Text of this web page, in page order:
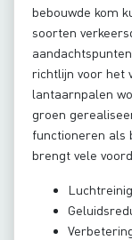
bebouwde kom
soorten
richtlijn voor het
lantaarnpalen
groen
functioneren als
brengt vele